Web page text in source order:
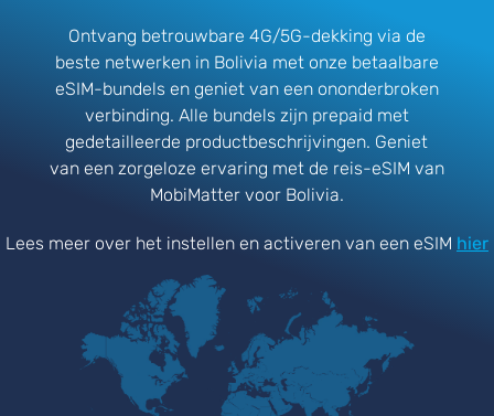
Ontvang betrouwbare 4G/5G-dekking via de
beste netwerken in Bolivia met onze betaalbare
eSIM-bundels en geniet van een ononderbroken
verbinding. Alle bundels zijn prepaid met
gedetailleerde productbeschrijvingen. Geniet
van een zorgeloze ervaring met de reis-eSIM van
MobiMatter voor Bolivia.
Lees meer over het instellen en activeren van een eSIM hier